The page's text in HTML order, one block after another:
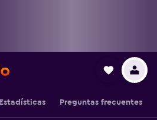
Estadísticas Preguntas frecuentes